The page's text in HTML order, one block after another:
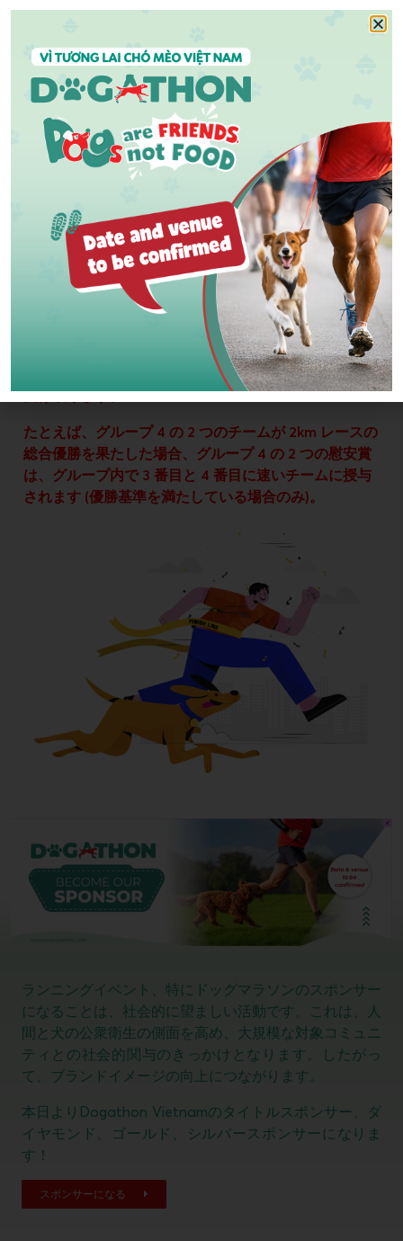
2位
ドン
3位 50万ドン
2km/グル
ープ
グループ 1
各グルー
プには50
万ドンの
慰問賞が2
つ贈られ
ます
500,000
ドンのギ
フト
グループ2
グループ3
グループ4
グループ5
注: 各グループの慰労賞は、2km部門の総合優勝チーム
には授与されません。その代わりに、次に良い成績を
収めた2つのチームが、そのグループの2つの慰労賞を
受け取ります。
たとえば、グループ 4 の 2 つのチームが 2km レースの
総合優勝を果たした場合、グループ 4 の 2 つの慰安賞
は、グループ内で 3 番目と 4 番目に速いチームに授与
されます (優勝基準を満たしている場合のみ)。
ランニングイベント、特にドッグマラソンのスポンサー
になることは、社会的に望ましい活動です。これは、人
間と犬の公衆衛生の側面を高め、大規模な対象コミュニ
ティとの社会的関与のきっかけとなります。したがっ
て、ブランドイメージの向上につながります。
本日よりDogathon Vietnamのタイトルスポンサー、ダ
イヤモンド、ゴールド、シルバースポンサーになりま
す！
スポンサーになる